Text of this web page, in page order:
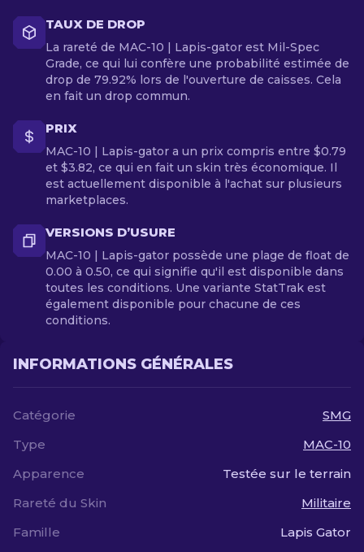
TAUX DE DROP
La rareté de MAC-10 | Lapis-gator est Mil-Spec
Grade, ce qui lui confère une probabilité estimée de
drop de 79.92% lors de l'ouverture de caisses. Cela
en fait un drop commun.
PRIX
MAC-10 | Lapis-gator a un prix compris entre $0.79
et $3.82, ce qui en fait un skin très économique. Il
est actuellement disponible à l'achat sur plusieurs
marketplaces.
VERSIONS D’USURE
MAC-10 | Lapis-gator possède une plage de float de
0.00 à 0.50, ce qui signifie qu'il est disponible dans
toutes les conditions. Une variante StatTrak est
également disponible pour chacune de ces
conditions.
INFORMATIONS GÉNÉRALES
Catégorie
SMG
Type
MAC-10
Apparence
Testée sur le terrain
Rareté du Skin
Militaire
Famille
Lapis Gator